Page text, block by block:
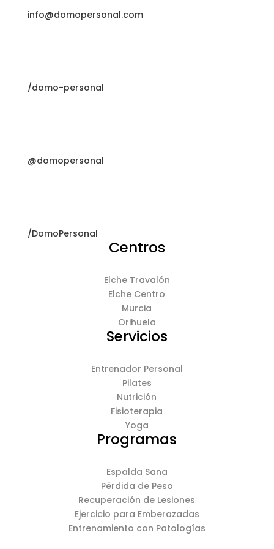
info@domopersonal.com
/domo-personal
@domopersonal
/DomoPersonal
Centros
Elche Travalón
Elche Centro
Murcia
Orihuela
Servicios
Entrenador Personal
Pilates
Nutrición
Fisioterapia
Yoga
Programas
Espalda Sana
Pérdida de Peso
Recuperación de Lesiones
Ejercicio para Emberazadas
Entrenamiento con Patologías